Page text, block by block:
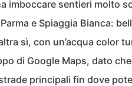
imboccare sentieri molto
Parma e Spiaggia Bianca:
sì, con un’acqua color
di Google Maps, dato
principali fin dove